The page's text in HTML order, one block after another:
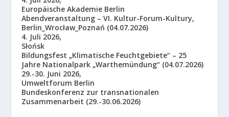
Europäische Akademie Berlin
Abendveranstaltung – VI. Kultur-Forum-Kultury,
Berlin_Wrocław_Poznań (04.07.2026)
4. Juli 2026,
Słońsk
Bildungsfest „Klimatische Feuchtgebiete“ – 25
Jahre Nationalpark „Warthemündung“ (04.07.2026)
29.-30. Juni 2026,
Umweltforum Berlin
Bundeskonferenz zur transnationalen
Zusammenarbeit (29.-30.06.2026)